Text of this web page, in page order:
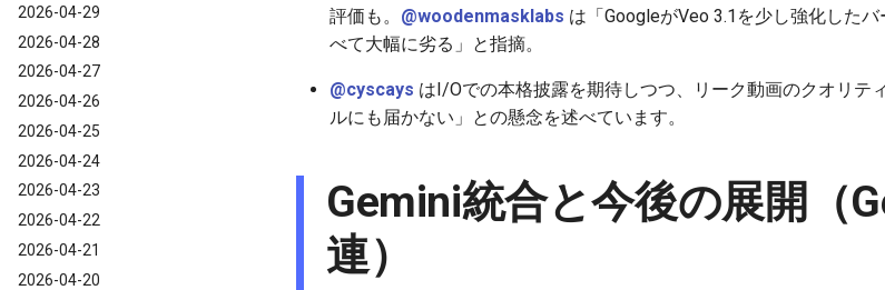
2026-04-29
2026-04-28
2026-04-27
2026-04-26
2026-04-25
2026-04-24
2026-04-23
2026-04-22
2026-04-21
2026-04-20
評価も。 @woodenmasklabs は「GoogleがVeo 3.1を少し強化した
べて大幅に劣る」と指摘。
@cyscays はI/Oでの本格披露を期待しつつ、リーク動画のクオリテ
ルにも届かない」との懸念を述べています。
Gemini統合と今後の展開（
連）